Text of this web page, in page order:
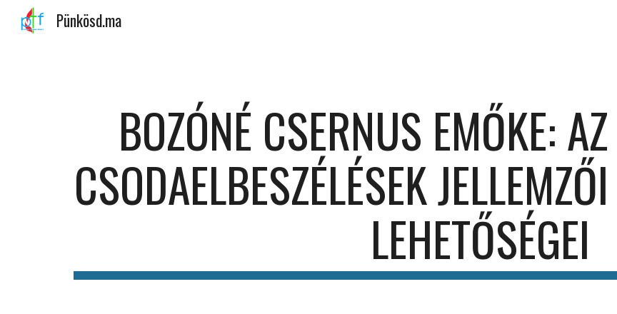
Pünkösd.ma
BOZÓNÉ CSERNUS EMŐKE:
CSODAELBESZÉLÉSEK
LEHETŐSÉGEI